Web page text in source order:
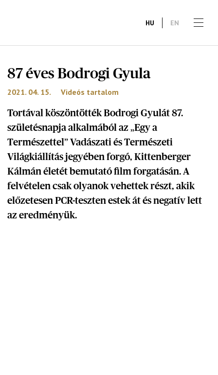
HU EN
87 éves Bodrogi Gyula
2021. 04. 15. Videós tartalom
Tortával köszöntötték Bodrogi Gyulát 87.
születésnapja alkalmából az „Egy a
Természettel” Vadászati és Természeti
Világkiállítás jegyében forgó, Kittenberger
Kálmán életét bemutató film forgatásán. A
felvételen csak olyanok vehettek részt, akik
előzetesen PCR-teszten estek át és negatív lett
az eredményük.